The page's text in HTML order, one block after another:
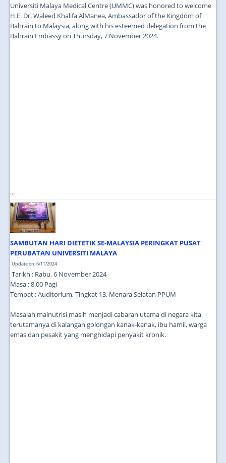
Universiti Malaya Medical Centre (UMMC) was honored to welcome
H.E. Dr. Waleed Khalifa AlManea, Ambassador of the Kingdom of
Bahrain to Malaysia, along with his esteemed delegation from the
Bahrain Embassy on Thursday, 7 November 2024.
...
SAMBUTAN HARI DIETETIK SE-MALAYSIA PERINGKAT PUSAT
PERUBATAN UNIVERSITI MALAYA
Update on: 6/11/2024
Tarikh : Rabu, 6 November 2024
Masa : 8.00 Pagi
Tempat : Auditorium, Tingkat 13, Menara Selatan PPUM
Masalah malnutrisi masih menjadi cabaran utama di negara kita
terutamanya di kalangan golongan kanak-kanak, ibu hamil, warga
emas dan pesakit yang menghidapi penyakit kronik.